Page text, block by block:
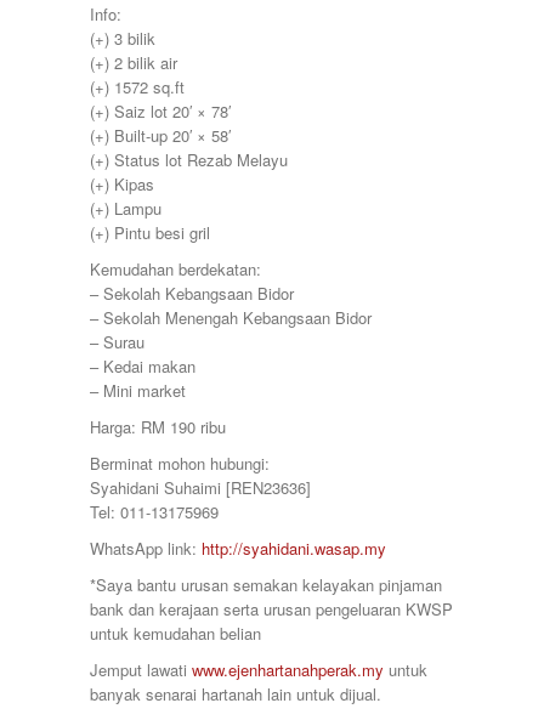
Perak
Pulau Pinang
Puncak Jelapang Maju
Selayang Heights
Seri Iskandar
Seri Manjung
Simpang Pulai
Siputeh
Sitiawan
Station 18
Sungai Siput
Taiping
Taman Ampang
Taman Bunga Raya
Taman Cahaya
Taman Chandan Puteri 3
Taman Ipoh Jaya
Taman Juasseh Sentosa
Taman Kinding
Taman Kinta
Taman Pakatan Jaya
Taman Parit Jaya
Taman Perpaduan Koperasi
Taman Pinji Mewah
Taman Putra Indah
340000
345000
348000
350000
360000
370000
375000
380000
390000
399000
400000
410000
415000
420000
430000
460000
470000
480000
500000
580000
600
60000
65000
700
70000
Info:
(+) 3 bilik
(+) 2 bilik air
(+) 1572 sq.ft
(+) Saiz lot 20′ × 78′
(+) Built-up 20′ × 58′
(+) Status lot Rezab Melayu
(+) Kipas
(+) Lampu
(+) Pintu besi gril
Kemudahan berdekatan:
– Sekolah Kebangsaan Bidor
– Sekolah Menengah Kebangsaan Bidor
– Surau
– Kedai makan
– Mini market
Harga: RM 190 ribu
Berminat mohon hubungi:
Syahidani Suhaimi [REN23636]
Tel: 011-13175969
WhatsApp link: http://syahidani.wasap.my
*Saya bantu urusan semakan kelayakan pinjaman
bank dan kerajaan serta urusan pengeluaran KWSP
untuk kemudahan belian
Jemput lawati www.ejenhartanahperak.my untuk
banyak senarai hartanah lain untuk dijual.